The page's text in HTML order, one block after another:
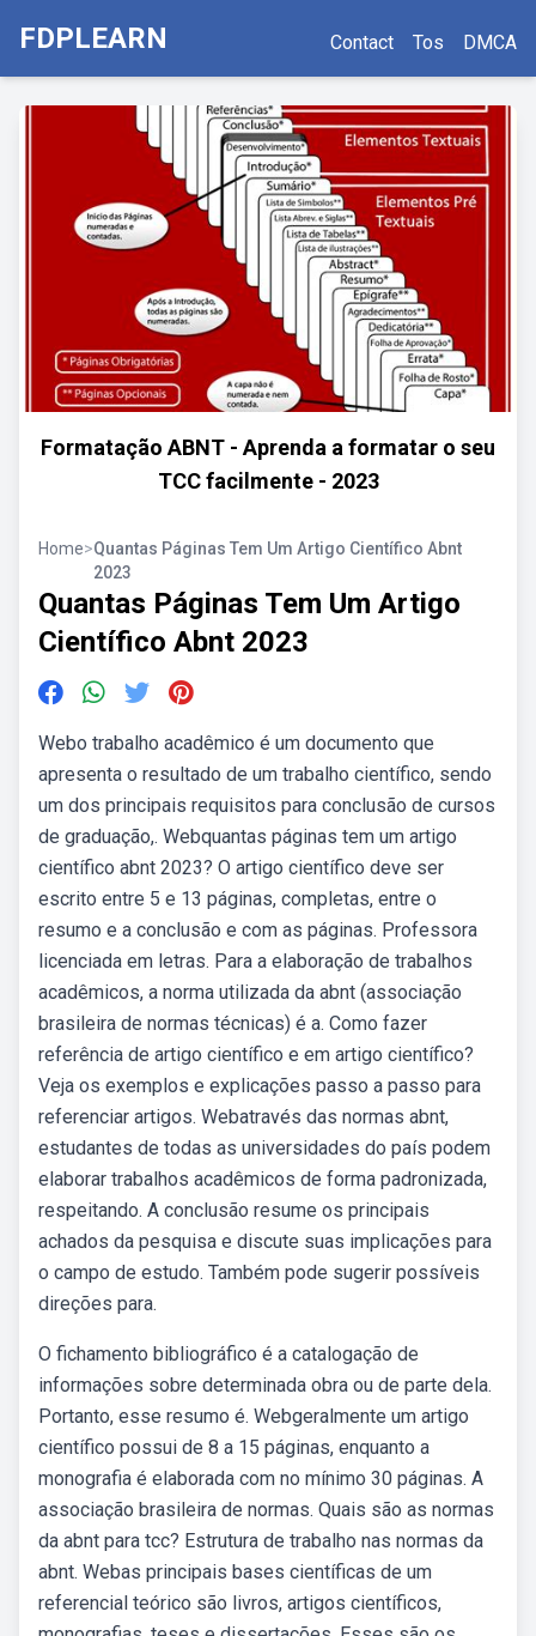
FDPLEARN Contact Tos DMCA
Formatação ABNT - Aprenda a formatar o seu
TCC facilmente - 2023
Home>Quantas Páginas Tem Um Artigo Científico Abnt
2023
Quantas Páginas Tem Um Artigo
Científico Abnt 2023
Webo trabalho acadêmico é um documento que
apresenta o resultado de um trabalho científico, sendo
um dos principais requisitos para conclusão de cursos
de graduação,. Webquantas páginas tem um artigo
científico abnt 2023? O artigo científico deve ser
escrito entre 5 e 13 páginas, completas, entre o
resumo e a conclusão e com as páginas. Professora
licenciada em letras. Para a elaboração de trabalhos
acadêmicos, a norma utilizada da abnt (associação
brasileira de normas técnicas) é a. Como fazer
referência de artigo científico e em artigo científico?
Veja os exemplos e explicações passo a passo para
referenciar artigos. Webatravés das normas abnt,
estudantes de todas as universidades do país podem
elaborar trabalhos acadêmicos de forma padronizada,
respeitando. A conclusão resume os principais
achados da pesquisa e discute suas implicações para
o campo de estudo. Também pode sugerir possíveis
direções para.
O fichamento bibliográfico é a catalogação de
informações sobre determinada obra ou de parte dela.
Portanto, esse resumo é. Webgeralmente um artigo
científico possui de 8 a 15 páginas, enquanto a
monografia é elaborada com no mínimo 30 páginas. A
associação brasileira de normas. Quais são as normas
da abnt para tcc? Estrutura de trabalho nas normas da
abnt. Webas principais bases científicas de um
referencial teórico são livros, artigos científicos,